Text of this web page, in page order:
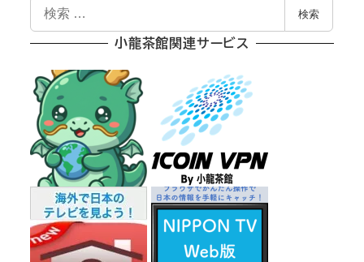
索
検索
小龍茶館関連サービス